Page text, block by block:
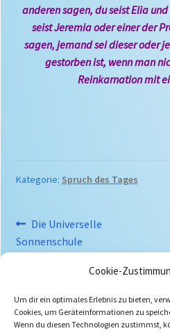
Cookie-
Um dir ein optimales Erlebnis zu bieten,
Cookies, um Geräteinformationen zu
Wenn du diesen Technologien zustimmst,
anderen sagen, du seist Elia
seist Jeremia oder einer der
sagen, jemand sei dieser oder
gestorben ist, wenn man
Reinkarnation mit
Kategorie: Spruch des Tages
Vorheriger
Beitrag:
Die Universelle
Sonnenschule